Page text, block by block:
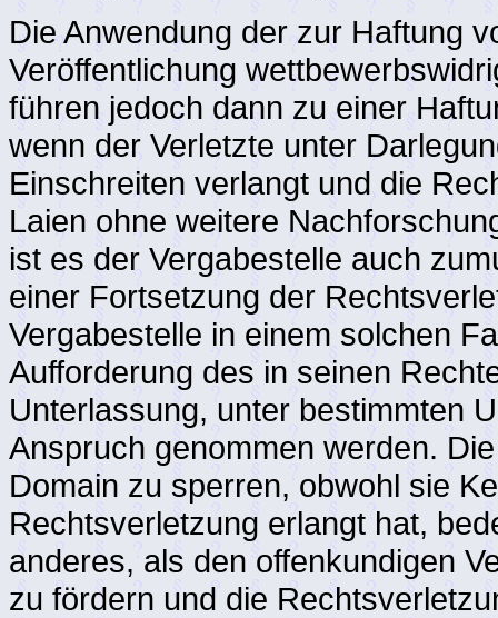
Die Anwendung der zur Haftung
Veröffentlichung
führen jedoch dann zu einer
wenn der Verletzte unter
Einschreiten verlangt und die
Laien ohne weitere
ist es der Vergabestelle auch
einer Fortsetzung der
Vergabestelle in einem solchen
Aufforderung des in seinen
Unterlassung, unter bestimmten
Anspruch genommen werden.
Domain zu sperren, obwohl sie
Rechtsverletzung erlangt hat,
anderes, als den offenkundigen
zu fördern und die